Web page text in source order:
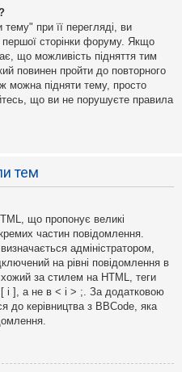
при її перегляді, ви
сторінки форуму. Якщо
що можливість підняття тим
повинен пройти до повторного
можна підняти тему, просто
що ви не порушуєте правила
тем
що пропонує великі
частин повідомлення.
адміністратором,
на рівні повідомлення в
за стилем на HTML, теги
і ], а не в < і > ;. За додатковою
до керівництва з BBCode, яка